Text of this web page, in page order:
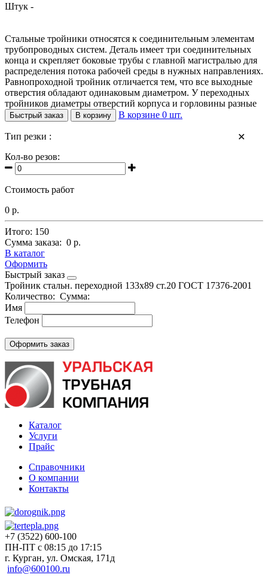
Штук -
Стальные тройники относятся к соединительным элементам
трубопроводных систем. Деталь имеет три соединительных
конца и скрепляет боковые трубы с главной магистралью для
распределения потока рабочей среды в нужных направлениях.
Равнопроходной тройник отличается тем, что все выходные
отверстия обладают одинаковым диаметром. У переходных
тройников диаметры отверстий корпуса и горловины разные
Быстрый заказ В корзину В корзине 0 шт.
✕
Тип резки :
Кол-во резов:
Стоимость работ
0 р.
Итого: 150
Сумма заказа: 0 р.
В каталог
Оформить
Быстрый заказ
Тройник стальн. переходной 133х89 ст.20 ГОСТ 17376-2001
Количество: Сумма:
Имя
Телефон
Каталог
Услуги
Прайс
Справочники
О компании
Контакты
+7 (3522) 600-100
ПН-ПТ с 08:15 до 17:15
г. Курган, ул. Омская, 171д
info@600100.ru